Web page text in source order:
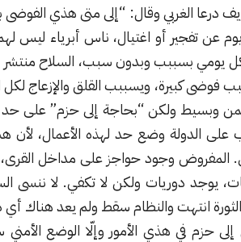
وقال: “إلى متى هذي الفوضى بالبلد؟ الأمر
أو اغتيال، ناس أبرياء ليس لهم ذنب. عدا
وبدون سبب، السلاح منتشر بكثير بأيدي
ويسببب القلق والإزعاج لكل الناس”. أبو
“بحاجة إلى حزم” على حد قوله. وتابع
وضع حد لهذه الأعمال، لأن هذا مسؤولية
وجود حواجز على مداخل القرى، أيضاً تسيير
ولكن لا تكفي. لا ننسى السلاح بأيدي
والنظام سقط ولم يعد هناك أي داعي لحمل
هذي الأمور وإلّا الوضع الأمني سيستمر بل